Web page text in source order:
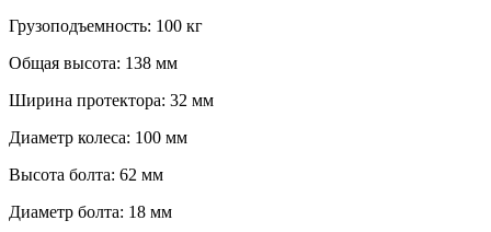
Грузоподъемность: 100 кг
Общая высота: 138 мм
Ширина протектора: 32 мм
Диаметр колеса: 100 мм
Высота болта: 62 мм
Диаметр болта: 18 мм